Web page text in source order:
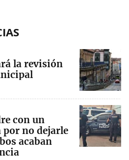
la revisión
con un
por no dejarle
acaban